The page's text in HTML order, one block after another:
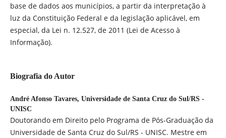
base de dados aos municípios, a partir da interpretação à
luz da Constituição Federal e da legislação aplicável, em
especial, da Lei n. 12.527, de 2011 (Lei de Acesso à
Informação).
Biografia do Autor
André Afonso Tavares, Universidade de Santa Cruz do Sul/RS -
UNISC
Doutorando em Direito pelo Programa de Pós-Graduação da
Universidade de Santa Cruz do Sul/RS - UNISC. Mestre em